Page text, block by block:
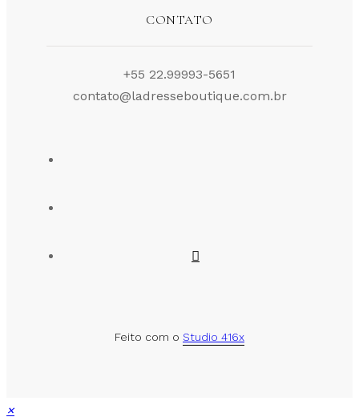
CONTATO
+55 22.99993-5651
contato@ladresseboutique.com.br
Feito com o Studio 416x
×